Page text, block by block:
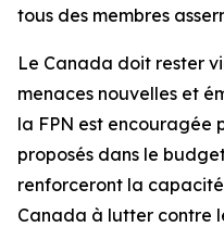
tous des membres
Le Canada doit rester
menaces nouvelles et
la FPN est encouragée
proposés dans le
renforceront la
Canada à lutter contre